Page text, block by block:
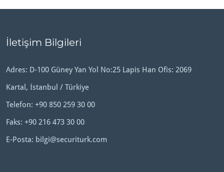
İletişim Bilgileri
Adres: D-100 Güney Yan Yol No:25 Lapis Han Ofis: 2069
Kartal, İstanbul / Türkiye
Telefon: +90 850 259 30 00
Faks: +90 216 473 30 00
E-Posta: bilgi@securiturk.com